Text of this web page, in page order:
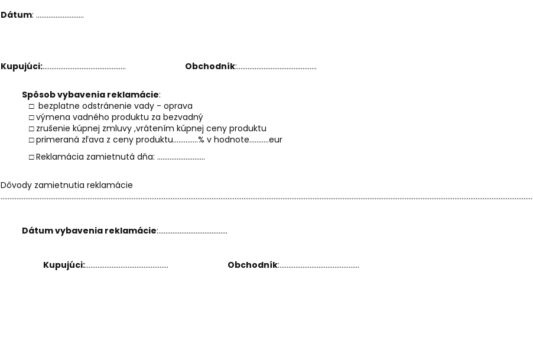
Dátum: ...........................
Kupujúci:............................................... Obchodník:.............................................
Spôsob vybavenia reklamácie:
□ bezplatne odstránenie vady - oprava
□ výmena vadného produktu za bezvadný
□ zrušenie kúpnej zmluvy ,vrátením kúpnej ceny produktu
□ primeraná zľava z ceny produktu..............% v hodnote...........eur
□ Reklamácia zamietnutá dňa: ...........................
Dôvody zamietnutia reklamácie
Dátum vybavenia reklamácie:.......................................
Kupujúci:............................................... Obchodník:.............................................